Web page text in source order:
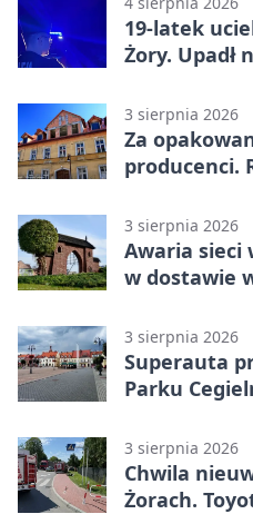
19-latek
Żory. Upadł
3 sierpnia 2026
Za
producenci.
3 sierpnia 2026
Awaria sieci
w dostawie
3 sierpnia 2026
Superauta
Parku
3 sierpnia 2026
Chwila
Żorach.